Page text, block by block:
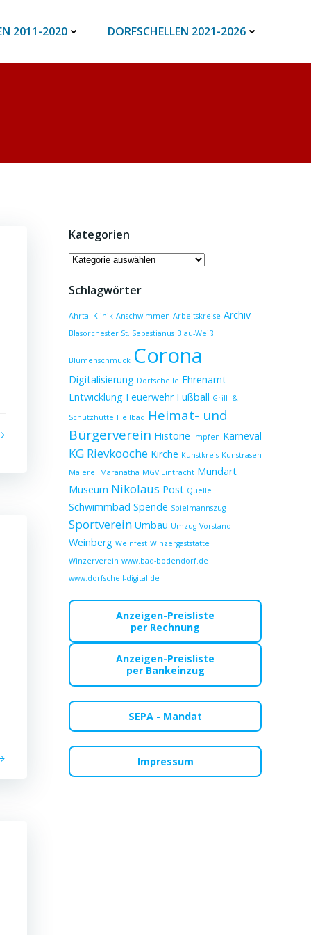
2011-2020 DORFSCHELLEN 2021-2026
Kategorien
Kategorien
Schlagwörter
Ahrtal Klinik Anschwimmen Arbeitskreise Archiv
Blasorchester St. Sebastianus Blau-Weiß
Blumenschmuck Corona
Digitalisierung Dorfschelle Ehrenamt
Entwicklung Feuerwehr Fußball Grill- &
Schutzhütte Heilbad Heimat- und
Bürgerverein Historie Impfen Karneval
KG Rievkooche Kirche Kunstkreis Kunstrasen
Malerei Maranatha MGV Eintracht Mundart
Museum Nikolaus Post Quelle
Schwimmbad Spende Spielmannszug
Sportverein Umbau Umzug Vorstand
Weinberg Weinfest Winzergaststätte
Winzerverein www.bad-bodendorf.de
www.dorfschell-digital.de
Anzeigen-Preisliste
per Rechnung
Anzeigen-Preisliste
per Bankeinzug
SEPA - Mandat
Impressum